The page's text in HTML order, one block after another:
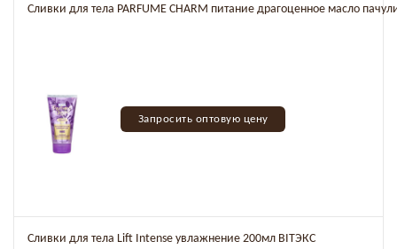
Сливки для тела PARFUME CHARM питание драгоценное масло
Запросить оптовую цену
Сливки для тела Lift Intense увлажнение 200мл BITЭКС